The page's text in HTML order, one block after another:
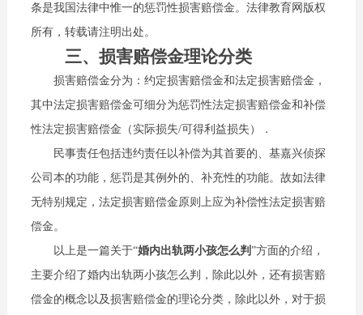
条是我国法律中惟一的惩罚性损害赔偿金。法律教育网版权
所有，转载请注明出处。
三、损害赔偿金理论分类
损害赔偿金分为：约定损害赔偿金和法定损害赔偿金，
其中法定损害赔偿金可细分为惩罚性法定损害赔偿金和补偿
性法定损害赔偿金（实际损失/可得利益损失）．
民事责任包括违约责任以补偿为其首要的、基嘉兴侦探
公司本的功能，惩罚是其例外的、补充性的功能。故如法律
无特别规定，法定损害赔偿金原则上应为补偿性法定损害赔
偿金。
以上是一篇关于“婚内出轨两小孩怎么判”方面的介绍，
主要介绍了婚内出轨两小孩怎么判，除此以外，还有损害赔
偿金的概念以及损害赔偿金的理论分类，除此以外，对于损